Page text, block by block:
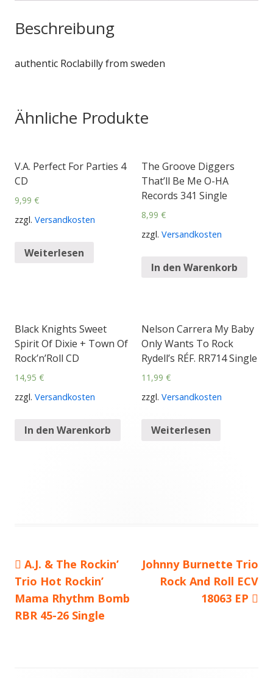
Beschreibung
authentic Roclabilly from sweden
Ähnliche Produkte
V.A. Perfect For Parties 4
CD
9,99 €
zzgl. Versandkosten
Weiterlesen
The Groove Diggers
That’ll Be Me O-HA
Records 341 Single
8,99 €
zzgl. Versandkosten
In den Warenkorb
Black Knights Sweet
Spirit Of Dixie + Town Of
Rock’n’Roll CD
14,95 €
zzgl. Versandkosten
In den Warenkorb
Nelson Carrera My Baby
Only Wants To Rock
Rydell’s RÉF. RR714 Single
11,99 €
zzgl. Versandkosten
Weiterlesen
Beitragsnavigation
Vorheriger
Beitrag:
A.J. & The Rockin’
Trio Hot Rockin’
Mama Rhythm Bomb
RBR 45-26 Single
Nächster
Beitrag
Johnny Burnette Trio
Rock And Roll ECV
18063 EP